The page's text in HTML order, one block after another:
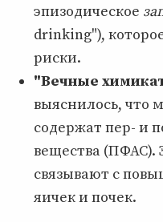
эпизодическое
drinking"),
риски.
"Вечные
выяснилось, что
содержат пер- и
вещества (ПФАС).
связывают с
яичек и почек.